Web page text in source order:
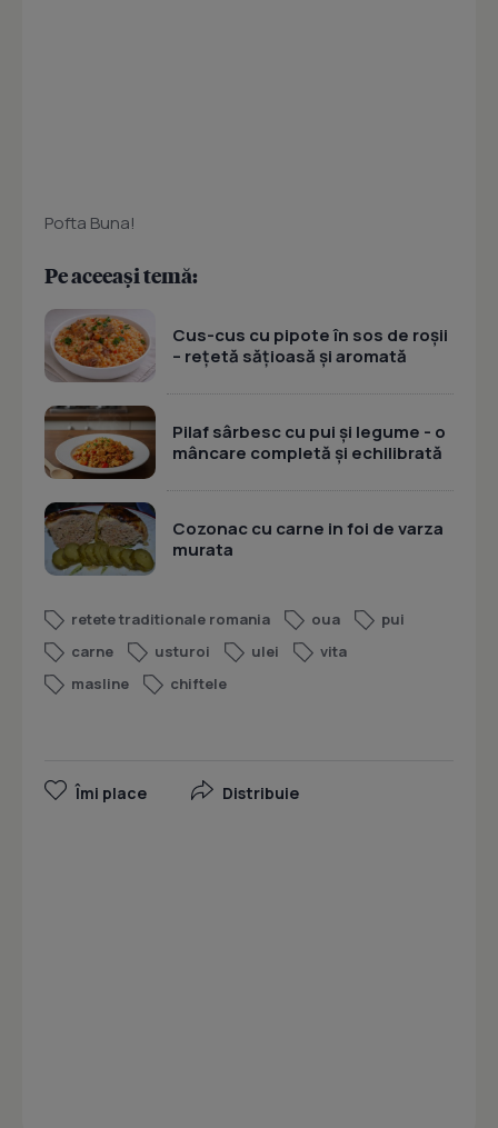
Pofta Buna!
Pe aceeași temă:
Cus-cus cu pipote în sos de roșii
– rețetă sățioasă și aromată
Pilaf sârbesc cu pui și legume - o
mâncare completă și echilibrată
Cozonac cu carne in foi de varza
murata
retete traditionale romania oua
pui
carne
usturoi ulei
vita
masline
chiftele
Îmi place Distribuie